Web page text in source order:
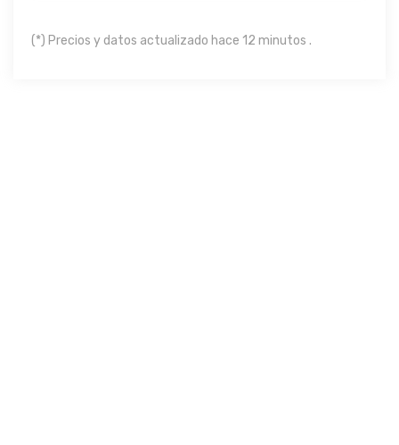
(*) Precios y datos actualizado hace 12 minutos .